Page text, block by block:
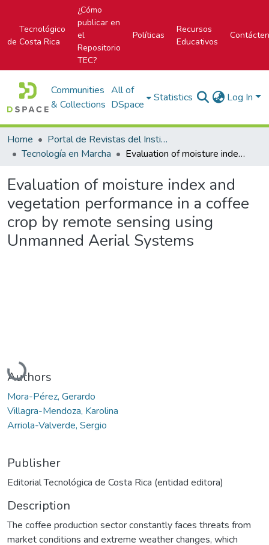
Tecnológico
de Costa Rica
¿Cómo
publicar en
el
Repositorio
TEC?
Políticas
Recursos
Educativos
Communities
& Collections
All of
DSpace
Statistics Log In
Home
Portal de Revistas del Instituto Tecnológico de Costa Rica
Tecnología en Marcha
Evaluation of moisture index and vegetation performance in a coffee crop by remote sensing using Unmanned Aerial Systems
Evaluation of moisture index and
vegetation performance in a coffee
crop by remote sensing using
Unmanned Aerial Systems
Loading...
Authors
Mora-Pérez, Gerardo
Villagra-Mendoza, Karolina
Arriola-Valverde, Sergio
Publisher
Editorial Tecnológica de Costa Rica (entidad editora)
Description
The coffee production sector constantly faces threats from
market conditions and extreme weather changes, which